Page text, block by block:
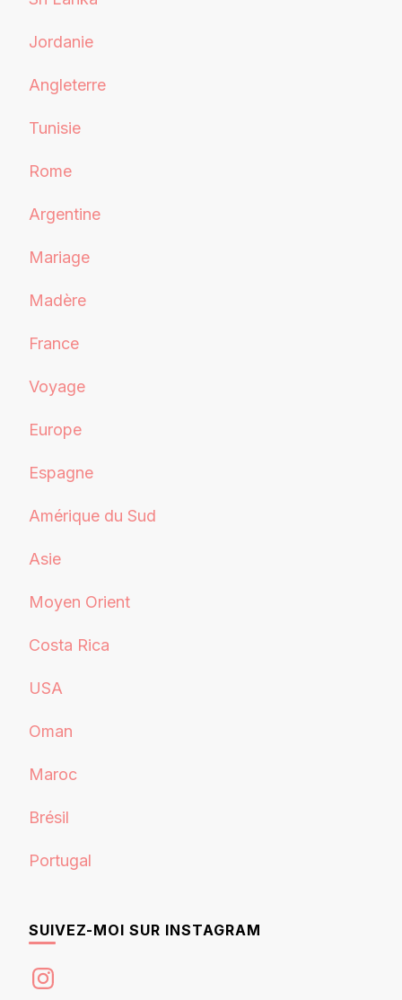
Jordanie
Angleterre
Tunisie
Rome
Argentine
Mariage
Madère
France
Voyage
Europe
Espagne
Amérique du Sud
Asie
Moyen Orient
Costa Rica
USA
Oman
Maroc
Brésil
Portugal
SUIVEZ-MOI SUR INSTAGRAM
Instagram